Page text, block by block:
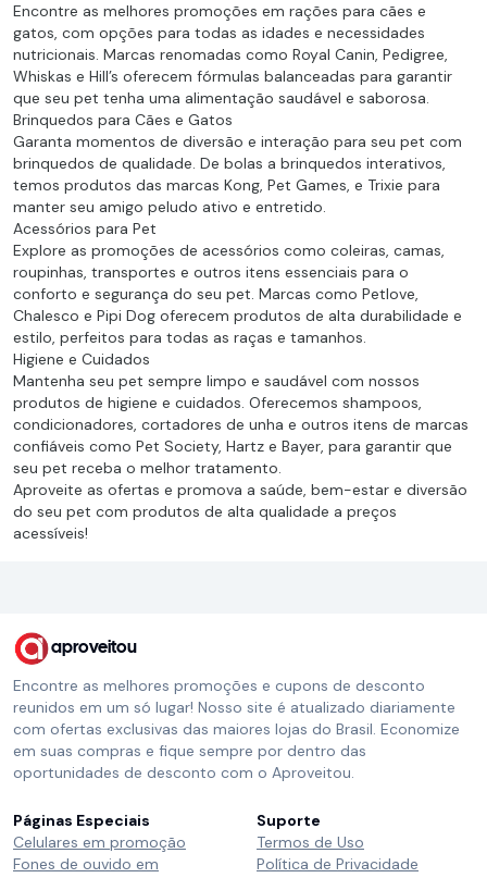
Encontre as melhores promoções em rações para cães e
gatos, com opções para todas as idades e necessidades
nutricionais. Marcas renomadas como Royal Canin, Pedigree,
Whiskas e Hill’s oferecem fórmulas balanceadas para garantir
que seu pet tenha uma alimentação saudável e saborosa.
Brinquedos para Cães e Gatos
Garanta momentos de diversão e interação para seu pet com
brinquedos de qualidade. De bolas a brinquedos interativos,
temos produtos das marcas Kong, Pet Games, e Trixie para
manter seu amigo peludo ativo e entretido.
Acessórios para Pet
Explore as promoções de acessórios como coleiras, camas,
roupinhas, transportes e outros itens essenciais para o
conforto e segurança do seu pet. Marcas como Petlove,
Chalesco e Pipi Dog oferecem produtos de alta durabilidade e
estilo, perfeitos para todas as raças e tamanhos.
Higiene e Cuidados
Mantenha seu pet sempre limpo e saudável com nossos
produtos de higiene e cuidados. Oferecemos shampoos,
condicionadores, cortadores de unha e outros itens de marcas
confiáveis como Pet Society, Hartz e Bayer, para garantir que
seu pet receba o melhor tratamento.
Aproveite as ofertas e promova a saúde, bem-estar e diversão
do seu pet com produtos de alta qualidade a preços
acessíveis!
aproveitou
Encontre as melhores promoções e cupons de desconto
reunidos em um só lugar! Nosso site é atualizado diariamente
com ofertas exclusivas das maiores lojas do Brasil. Economize
em suas compras e fique sempre por dentro das
oportunidades de desconto com o Aproveitou.
Páginas Especiais
Celulares em promoção
Fones de ouvido em
Suporte
Termos de Uso
Política de Privacidade